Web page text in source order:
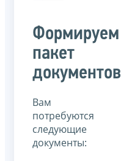
Формируем
пакет
документов
Вам
потребуются
следующие
документы: